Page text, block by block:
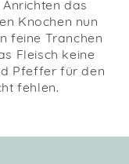
das
Knochen nun
feine Tranchen
Fleisch keine
Pfeffer für den
fehlen.